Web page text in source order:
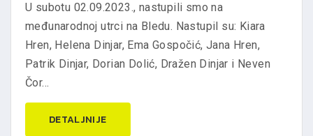
U subotu 02.09.2023., nastupili smo na
međunarodnoj utrci na Bledu. Nastupil su: Kiara
Hren, Helena Dinjar, Ema Gospočić, Jana Hren,
Patrik Dinjar, Dorian Dolić, Dražen Dinjar i Neven
Čor...
DETALJNIJE